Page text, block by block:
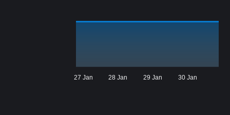
27 Jan 28 Jan 29 Jan 30 Jan